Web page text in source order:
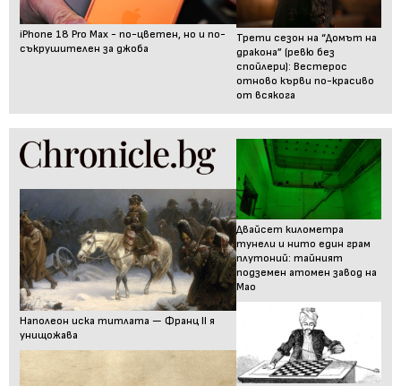
iPhone 18 Pro Max - по-цветен, но и по-
съкрушителен за джоба
Трети сезон на “Домът на
дракона” (ревю без
спойлери): Вестерос
отново кърви по-красиво
от всякога
Наполеон иска титлата — Франц II я
унищожава
Двайсет километра
тунели и нито един грам
плутоний: тайният
подземен атомен завод на
Мао